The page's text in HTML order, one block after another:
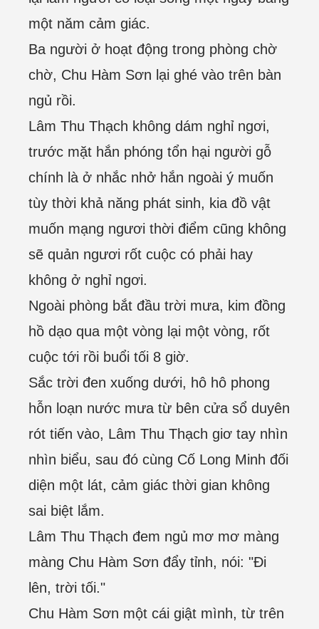
một năm cảm giác.
Ba người ở hoạt động trong phòng chờ
chờ, Chu Hàm Sơn lại ghé vào trên bàn
ngủ rồi.
Lâm Thu Thạch không dám nghỉ ngơi,
trước mặt hắn phóng tổn hại người gỗ
chính là ở nhắc nhở hắn ngoài ý muốn
tùy thời khả năng phát sinh, kia đồ vật
muốn mạng ngươi thời điểm cũng không
sẽ quản ngươi rốt cuộc có phải hay
không ở nghỉ ngơi.
Ngoài phòng bắt đầu trời mưa, kim đồng
hồ dạo qua một vòng lại một vòng, rốt
cuộc tới rồi buổi tối 8 giờ.
Sắc trời đen xuống dưới, hô hô phong
hỗn loạn nước mưa từ bên cửa sổ duyên
rót tiến vào, Lâm Thu Thạch giơ tay nhìn
nhìn biểu, sau đó cùng Cố Long Minh đối
diện một lát, cảm giác thời gian không
sai biệt lắm.
Lâm Thu Thạch đem ngủ mơ mơ màng
màng Chu Hàm Sơn đẩy tỉnh, nói: "Đi
lên, trời tối."
Chu Hàm Sơn một cái giật mình, từ trên